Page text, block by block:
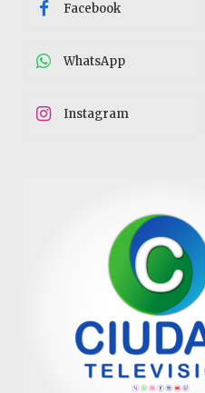
Facebook
WhatsApp
Instagram